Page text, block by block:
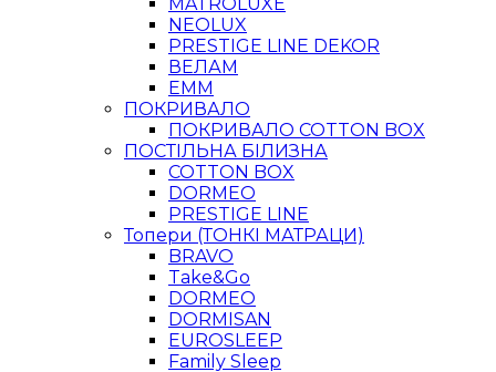
NEOLUX
PRESTIGE LINE DEKOR
ВЕЛАМ
ЕММ
ПОКРИВАЛО
ПОКРИВАЛО COTTON BOX
ПОСТІЛЬНА БІЛИЗНА
COTTON BOX
DORMEO
PRESTIGE LINE
Топери (ТОНКІ МАТРАЦИ)
BRAVO
Take&Go
DORMEO
DORMISAN
EUROSLEEP
Family Sleep